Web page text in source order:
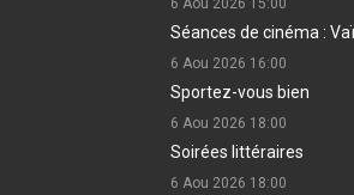
Séances de cinéma :
6 Aou 2026 16:00
Sportez-vous bien
6 Aou 2026 18:00
Soirées littéraires
6 Aou 2026 18:00